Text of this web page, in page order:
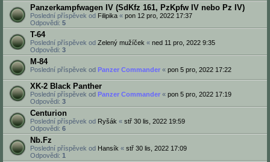
Panzerkampfwagen IV (SdKfz 161, PzKpfw IV nebo Pz IV)
Poslední příspěvek od Filipika « pon 12 pro, 2022 17:37
Odpovědi: 5
T-64
Poslední příspěvek od Zelený mužíček « ned 11 pro, 2022 9:35
Odpovědi: 3
M-84
Poslední příspěvek od Panzer Commander « pon 5 pro, 2022 17:22
XK-2 Black Panther
Poslední příspěvek od Panzer Commander « pon 5 pro, 2022 17:19
Odpovědi: 3
Centurion
Poslední příspěvek od Ryšák « stř 30 lis, 2022 19:59
Odpovědi: 6
Nb.Fz
Poslední příspěvek od Hansík « stř 30 lis, 2022 17:09
Odpovědi: 1